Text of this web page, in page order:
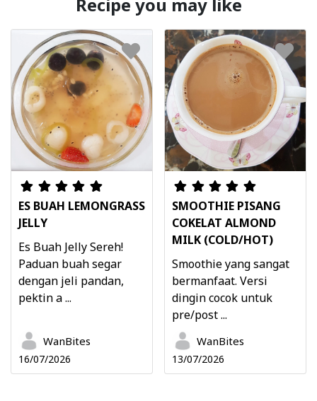
ES BUAH LEMONGRASS
JELLY
Es Buah Jelly Sereh!
Paduan buah segar
dengan jeli pandan,
pektin a ...
WanBites
16/07/2026
SMOOTHIE PISANG
COKELAT ALMOND
MILK (COLD/HOT)
Smoothie yang sangat
bermanfaat. Versi
dingin cocok untuk
pre/post ...
WanBites
13/07/2026